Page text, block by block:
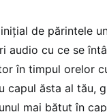
de părintele
audio cu ce se
în timpul orelor
ăsta al tău,
mai bătut în